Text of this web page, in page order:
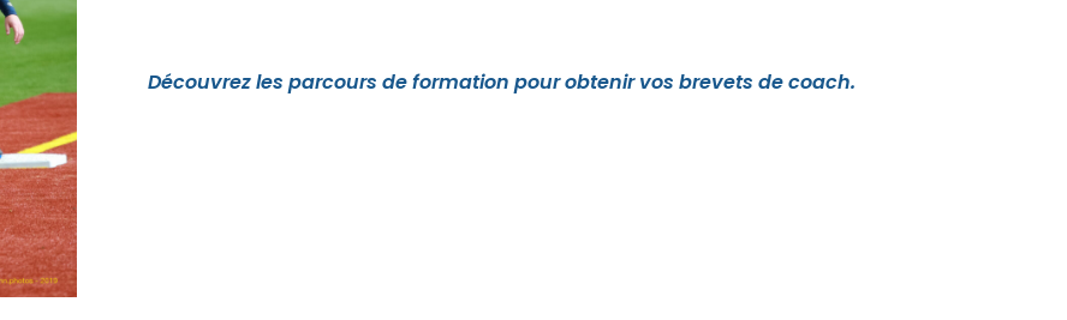
Découvrez les parcours de formation pour obtenir vos brevets de coach.